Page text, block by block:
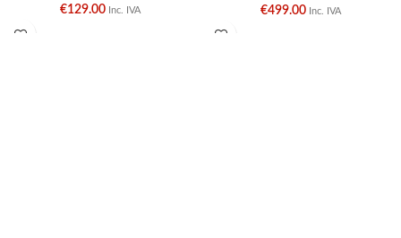
€129.00 Inc. IVA €499.00 Inc. IVA